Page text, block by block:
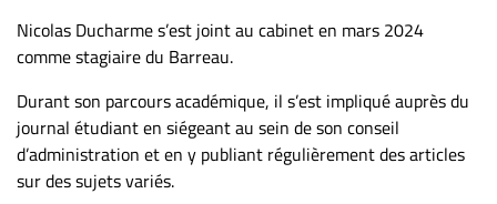
entreprises
entreprises
Publier
un
emploi
Nicolas Ducharme s’est joint au cabinet en mars 2024
comme stagiaire du Barreau.
Durant son parcours académique, il s’est impliqué auprès du
journal étudiant en siégeant au sein de son conseil
d’administration et en y publiant régulièrement des articles
sur des sujets variés.